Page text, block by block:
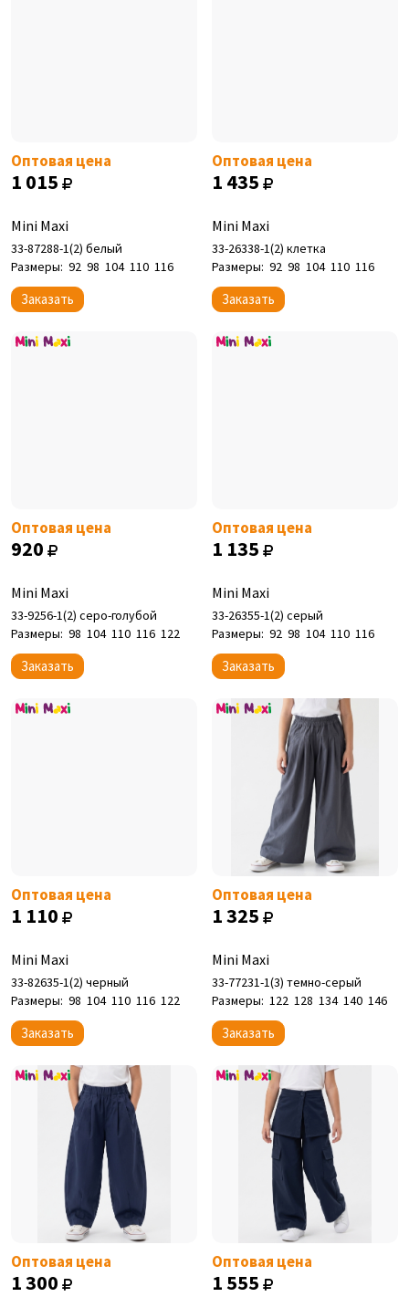
Оптовая цена
1 015
Mini Maxi
33-87288-1(2) белый
Размеры: 92 98 104 110 116
Заказать
Оптовая цена
1 435
Mini Maxi
33-26338-1(2) клетка
Размеры: 92 98 104 110 116
Заказать
Оптовая цена
920
Mini Maxi
33-9256-1(2) серо-голубой
Размеры: 98 104 110 116 122
Заказать
Оптовая цена
1 135
Mini Maxi
33-26355-1(2) серый
Размеры: 92 98 104 110 116
Заказать
Оптовая цена
1 110
Mini Maxi
33-82635-1(2) черный
Размеры: 98 104 110 116 122
Заказать
Оптовая цена
1 325
Mini Maxi
33-77231-1(3) темно-серый
Размеры: 122 128 134 140 146
Заказать
Оптовая цена
1 300
Оптовая цена
1 555